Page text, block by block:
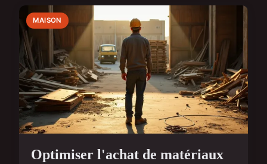
MAISON
Optimiser l'achat de matériaux